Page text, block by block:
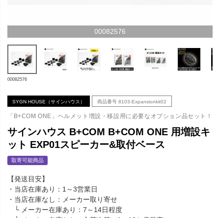
00082576
00082576
SYGN HOUSE（サインハウス） 商品番号 8103-Expansionkit02
「B+COM ONE」ヘルメット増設・移設用に必要なオプション品セット！
サインハウス B+COM B+COM ONE 用増設キ
ット EXP01スピーカー&取付ベース
取寄可能商品
【発送目安】
・当店在庫あり：1～3営業日
・当店在庫なし：メーカー取り寄せ
└ メーカー在庫あり：7～14日程度